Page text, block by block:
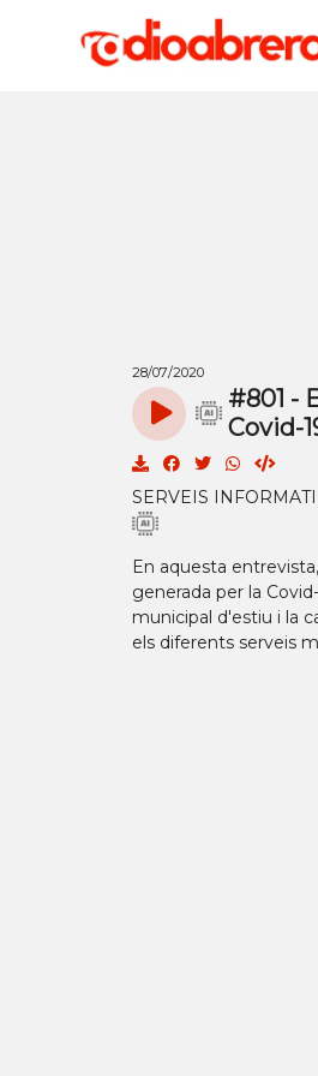
28/07/2020
#801 -
Covid-
SERVEIS
En aquesta
generada per la
municipal d'estiu i la
els diferents serveis